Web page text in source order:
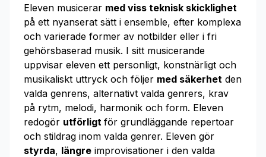
Eleven musicerar med viss teknisk skicklighet
på ett nyanserat sätt i ensemble, efter komplexa
och varierade former av notbilder eller i fri
gehörsbaserad musik. I sitt musicerande
uppvisar eleven ett personligt, konstnärligt och
musikaliskt uttryck och följer med säkerhet den
valda genrens, alternativt valda genrers, krav
på rytm, melodi, harmonik och form. Eleven
redogör utförligt för grundläggande repertoar
och stildrag inom valda genrer. Eleven gör
styrda, längre improvisationer i den valda